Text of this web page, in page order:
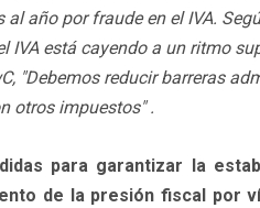
año por fraude en el IVA.
está cayendo a un ritmo
"Debemos reducir barreras
otros impuestos" .
para garantizar la
de la presión fiscal por